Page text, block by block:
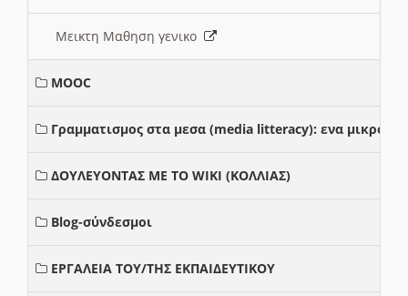
Μεικτη Μαθηση γενικο
MOOC
Γραμματισμος στα μεσα (media litteracy): ενα μικρο
ΔΟΥΛΕΥΟΝΤΑΣ ΜΕ ΤΟ WIKI (ΚΟΛΛΙΑΣ)
Blog-σύνδεσμοι
ΕΡΓΑΛΕΙΑ ΤΟΥ/ΤΗΣ ΕΚΠΑΙΔΕΥΤΙΚΟΥ